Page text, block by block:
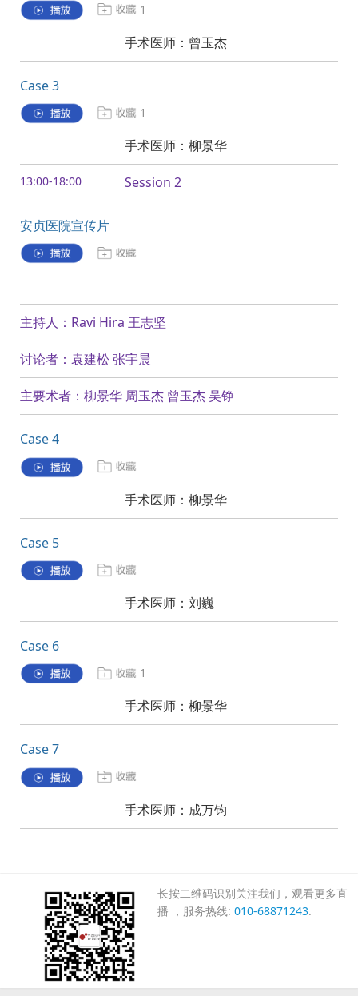
1
手术医师：曾玉杰
Case 3
1
手术医师：柳景华
13:00-18:00 Session 2
安贞医院宣传片
主持人：Ravi Hira 王志坚
讨论者：袁建松 张宇晨
主要术者：柳景华 周玉杰 曾玉杰 吴铮
Case 4
手术医师：柳景华
Case 5
手术医师：刘巍
Case 6
1
手术医师：柳景华
Case 7
手术医师：成万钧
长按二维码识别关注我们，观看更多直
播 ，服务热线: 010-68871243.